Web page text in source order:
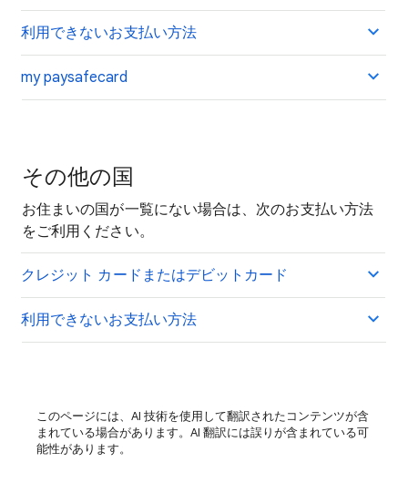
利用できないお支払い方法
my paysafecard
その他の国
お住まいの国が一覧にない場合は、次のお支払い方法
をご利用ください。
クレジット カードまたはデビットカード
利用できないお支払い方法
このページには、AI 技術を使用して翻訳されたコンテンツが含
まれている場合があります。AI 翻訳には誤りが含まれている可
能性があります。